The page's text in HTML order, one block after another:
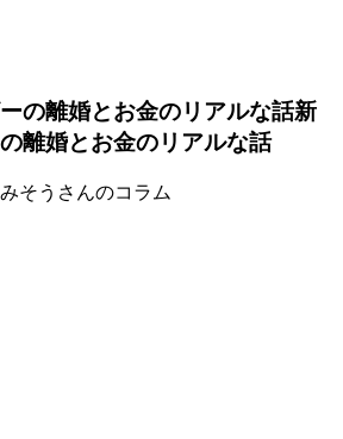
の離婚とお金のリアルな話新
離婚とお金のリアルな話
そうさんのコラム